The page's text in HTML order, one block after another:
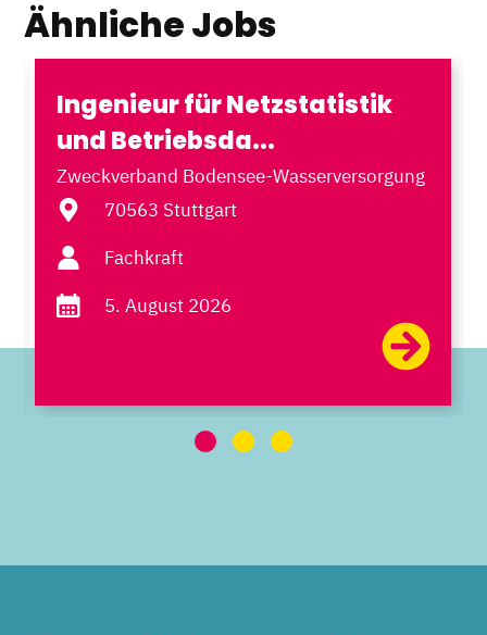
Ähnliche Jobs
Ingenieur für Netzstatistik
und Betriebsda...
Zweckverband Bodensee-Wasserversorgung
70563 Stuttgart
Fachkraft
5. August 2026